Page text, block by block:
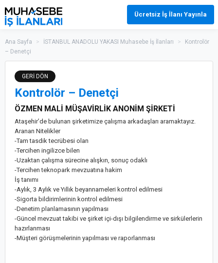
Ücretsiz İş İlanı Yayınla
Ana Sayfa > İSTANBUL ANADOLU YAKASI Muhasebe İş İlanları >
Kontrolör
– Denetçi
GERİ DÖN
Kontrolör – Denetçi
ÖZMEN MALİ MÜŞAVİRLİK ANONİM ŞİRKETİ
Ataşehir’de bulunan şirketimize çalışma arkadaşları aramaktayız.
Aranan Nitelikler
-Tam tasdik tecrübesi olan
-Tercihen ingilizce bilen
-Uzaktan çalışma sürecine alışkın, sonuç odaklı
-Tercihen teknopark mevzuatına hakim
İş tanımı
-Aylık, 3 Aylık ve Yıllık beyannameleri kontrol edilmesi
-Sigorta bildirimlerinin kontrol edilmesi
-Denetim planlamasının yapılması
-Güncel mevzuat takibi ve şirket içi-dışı bilgilendirme ve sirkülerlerin
hazırlanması
-Müşteri görüşmelerinin yapılması ve raporlanması